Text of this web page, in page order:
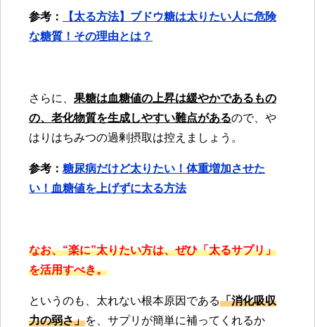
参考：
【太る方法】ブドウ糖は太りたい人に危険
な糖質！その理由とは？
さらに、 果糖は血糖値の上昇は緩やかであるもの
の、老化物質を生成しやすい難点があるので、や
はりはちみつの過剰摂取は控えましょう。
参考： 糖尿病だけど太りたい！体重増加させた
い！血糖値を上げずに太る方法
なお、“楽に”太りたい方は、ぜひ「太るサプリ」
を活用すべき。
というのも、太れない根本原因である「消化吸収
力の弱さ」を、サプリが簡単に補ってくれるか